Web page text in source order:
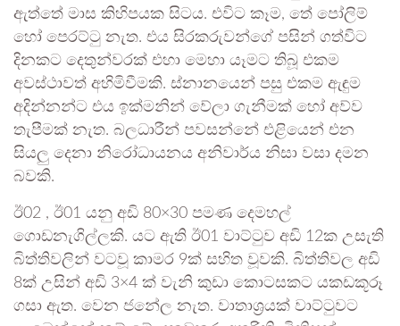
ඇත්තේ මාස කිහිපයක සිටය. එවිට කෑම, තේ පෝලිම්
හෝ පෙරට්ටු නැත. එය සිරකරුවන්ගේ පසින් ගත්විට
දිනකට දෙතුන්වරක් එහා මෙහා යෑමට තිබූ එකම
අවස්ථාවත් අහිමිවීමකි. ස්නානයෙන් පසු එකම ඇඳුම
අදින්නන්ට එය ඉක්මනින් වේලා ගැනීමක් හෝ අව්ව
තැපීමක් නැත. බලධාරීන් පවසන්නේ එළියෙන් එන
සියලු දෙනා නිරෝධායනය අනිවාර්ය නිසා වසා දමන
බවකි.
ඊ02 , ඊ01 යනු අඩි 80×30 පමණ දෙමහල්
ගොඩනැගිල්ලකි. යට ඇති ඊ01 වාට්ටුව අඩි 12ක උසැති
බිත්තිවලින් වටවූ කාමර 9ක් සහිත වූවකි. බිත්තිවල අඩි
8ක් උසින් අඩි 3×4 ක් වැනි කුඩා කොටසකට යකඩකූරූ
ගසා ඇත. වෙන ජනේල නැත. වාතාශ්‍රයක් වාට්ටුවට